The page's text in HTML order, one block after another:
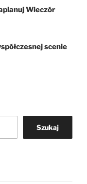
Wieczór
scenie
Szukaj